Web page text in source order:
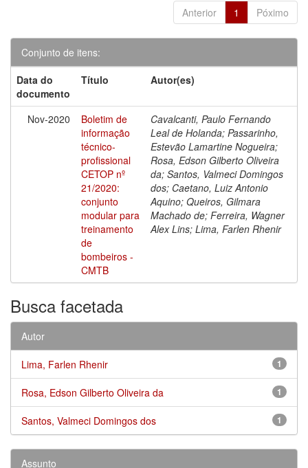
Anterior 1 Póximo
Conjunto de itens:
Data do
documento
Título Autor(es)
Nov-2020
Boletim de
informação
técnico-
profissional
CETOP nº
21/2020:
conjunto
modular para
treinamento
de
bombeiros -
CMTB
Cavalcanti, Paulo Fernando
Leal de Holanda; Passarinho,
Estevão Lamartine Nogueira;
Rosa, Edson Gilberto Oliveira
da; Santos, Valmeci Domingos
dos; Caetano, Luiz Antonio
Aquino; Queiros, Gilmara
Machado de; Ferreira, Wagner
Alex Lins; Lima, Farlen Rhenir
Busca facetada
Autor
1
Lima, Farlen Rhenir
1
Rosa, Edson Gilberto Oliveira da
1
Santos, Valmeci Domingos dos
Assunto